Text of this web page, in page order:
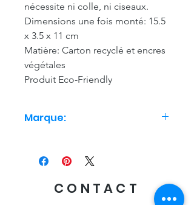
nécessite ni colle, ni ciseaux.
Dimensions une fois monté: 15.5
x 3.5 x 11 cm
Matière: Carton recyclé et encres
végétales
Produit Eco-Friendly
Marque:
CONTACT